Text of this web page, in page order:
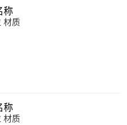
称
材质
称
材质